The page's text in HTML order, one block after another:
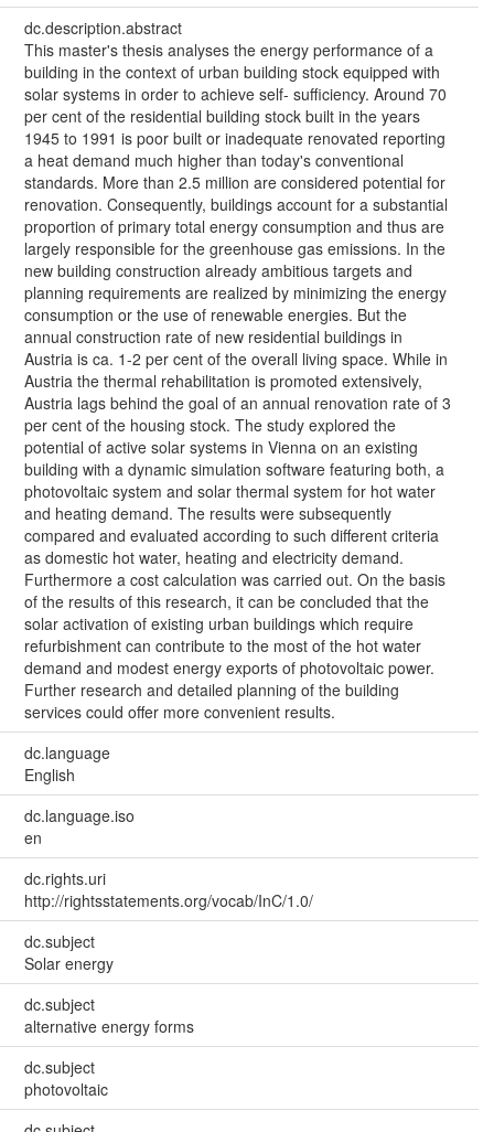
dc.description.abstract
This master's thesis analyses the energy performance of a
building in the context of urban building stock equipped with
solar systems in order to achieve self- sufficiency. Around 70
per cent of the residential building stock built in the years
1945 to 1991 is poor built or inadequate renovated reporting
a heat demand much higher than today's conventional
standards. More than 2.5 million are considered potential for
renovation. Consequently, buildings account for a substantial
proportion of primary total energy consumption and thus are
largely responsible for the greenhouse gas emissions. In the
new building construction already ambitious targets and
planning requirements are realized by minimizing the energy
consumption or the use of renewable energies. But the
annual construction rate of new residential buildings in
Austria is ca. 1-2 per cent of the overall living space. While in
Austria the thermal rehabilitation is promoted extensively,
Austria lags behind the goal of an annual renovation rate of 3
per cent of the housing stock. The study explored the
potential of active solar systems in Vienna on an existing
building with a dynamic simulation software featuring both, a
photovoltaic system and solar thermal system for hot water
and heating demand. The results were subsequently
compared and evaluated according to such different criteria
as domestic hot water, heating and electricity demand.
Furthermore a cost calculation was carried out. On the basis
of the results of this research, it can be concluded that the
solar activation of existing urban buildings which require
refurbishment can contribute to the most of the hot water
demand and modest energy exports of photovoltaic power.
Further research and detailed planning of the building
services could offer more convenient results.
dc.language
English
dc.language.iso
en
dc.rights.uri
http://rightsstatements.org/vocab/InC/1.0/
dc.subject
Solar energy
dc.subject
alternative energy forms
dc.subject
photovoltaic